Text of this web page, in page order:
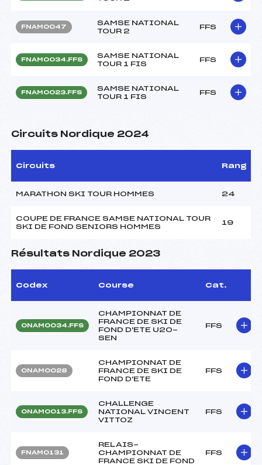
FNAM0047
SAMSE NATIONAL
TOUR 2
FFS
FNAM0034.FFS
SAMSE NATIONAL
TOUR 1 FIS
FFS
FNAM0023.FFS
SAMSE NATIONAL
TOUR 1 FIS
FFS
Circuits Nordique 2024
Circuits Rang
MARATHON SKI TOUR HOMMES 24
COUPE DE FRANCE SAMSE NATIONAL TOUR
SKI DE FOND SENIORS HOMMES
19
Résultats Nordique 2023
Codex Course Cat.
ONAM0034.FFS
CHAMPIONNAT DE
FRANCE DE SKI DE
FOND D'ETE U20-
SEN
FFS
ONAM0028
CHAMPIONNAT DE
FRANCE DE SKI DE
FOND D'ETE
FFS
ONAM0013.FFS
CHALLENGE
NATIONAL VINCENT
VITTOZ
FFS
FNAM0131
RELAIS-
CHAMPIONNAT DE
FRANCE SKI DE FOND
FFS